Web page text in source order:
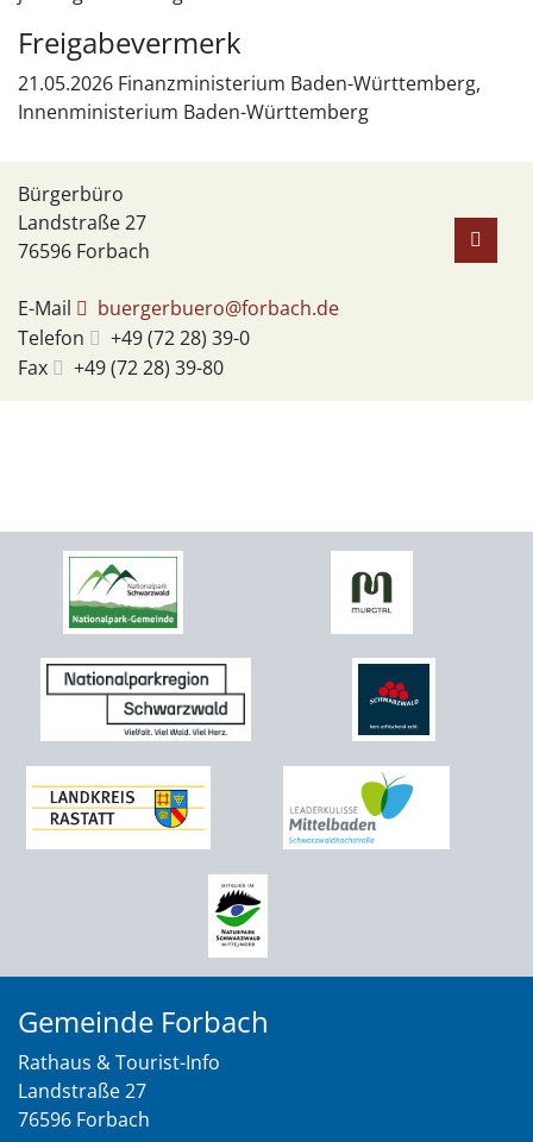
Freigabevermerk
21.05.2026 Finanzministerium Baden-Württemberg,
Innenministerium Baden-Württemberg
Bürgerbüro
Landstraße 27
76596 Forbach
E-Mail
buergerbuero@forbach.de
Telefon
+49 (7228) 39-0
Fax
+49 (7228) 39-80
Gemeinde Forbach
Rathaus & Tourist-Info
Landstraße 27
76596 Forbach